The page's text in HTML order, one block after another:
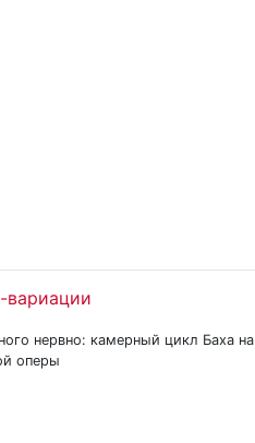
вариации
нервно: камерный цикл Баха на
оперы